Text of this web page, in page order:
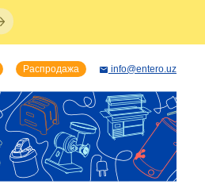
Распродажа info@entero.uz